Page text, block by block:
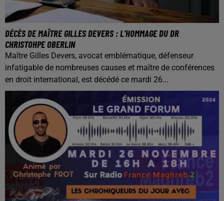
DÉCÈS DE MAÎTRE GILLES DEVERS : L'HOMMAGE DU DR
CHRISTOHPE OBERLIN
Maître Gilles Devers, avocat emblématique, défenseur
infatigable de nombreuses causes et maître de conférences
en droit international, est décédé ce mardi 26...